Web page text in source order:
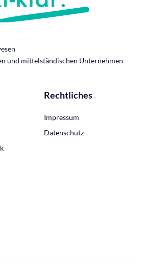
und mittelständischen Unternehmen
Rechtliches
Impressum
Datenschutz